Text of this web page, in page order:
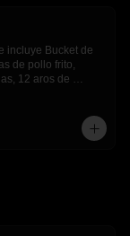
incluye Bucket de
de pollo frito,
12 aros de